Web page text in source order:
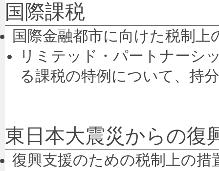
国際課税
国際金融都市に向けた税制上
リミテッド・パートナーシ
る課税の特例について、持
東日本大震災からの復
復興支援のための税制上の措